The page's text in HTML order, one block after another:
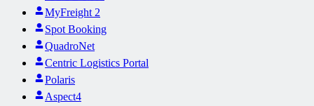
MyFreight 2
Spot Booking
QuadroNet
Centric Logistics Portal
Polaris
Aspect4